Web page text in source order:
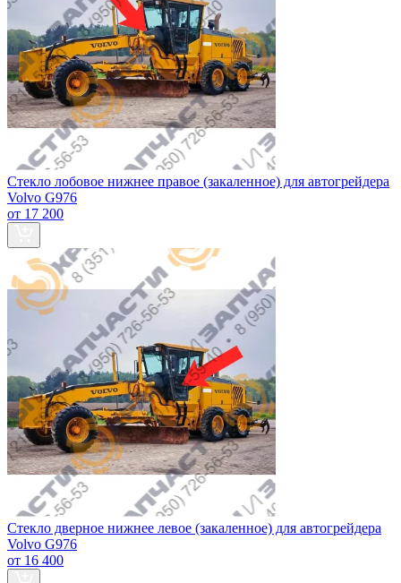
Стекло лобовое нижнее правое (закаленное) для автогрейдера
Volvo G976
от 17 200
Стекло дверное нижнее левое (закаленное) для автогрейдера
Volvo G976
от 16 400